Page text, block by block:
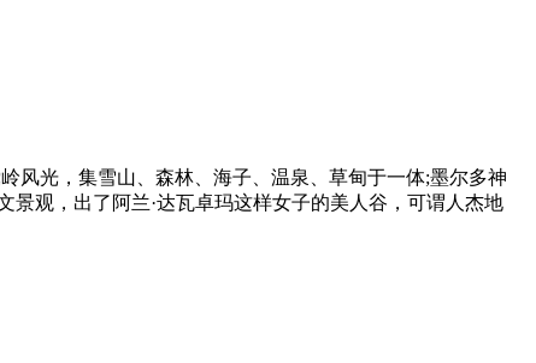
风光，集雪山、森林、海子、温泉、草甸于一体;墨尔多神
观，出了阿兰·达瓦卓玛这样女子的美人谷，可谓人杰地